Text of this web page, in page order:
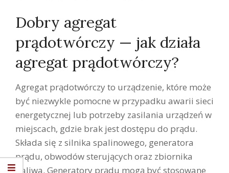
Dobry agregat
prądotwórczy — jak działa
agregat prądotwórczy?
Agregat prądotwórczy to urządzenie, które może
być niezwykle pomocne w przypadku awarii sieci
energetycznej lub potrzeby zasilania urządzeń w
miejscach, gdzie brak jest dostępu do prądu.
Składa się z silnika spalinowego, generatora
prądu, obwodów sterujących oraz zbiornika
paliwa. Generatory prądu mogą być stosowane